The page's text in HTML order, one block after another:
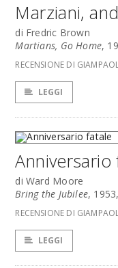
Marziani,
di Fredric Brown
Martians, Go Home,
RECENSIONE DI
LEGGI
Anniversario
di Ward Moore
Bring the Jubilee,
RECENSIONE DI
LEGGI